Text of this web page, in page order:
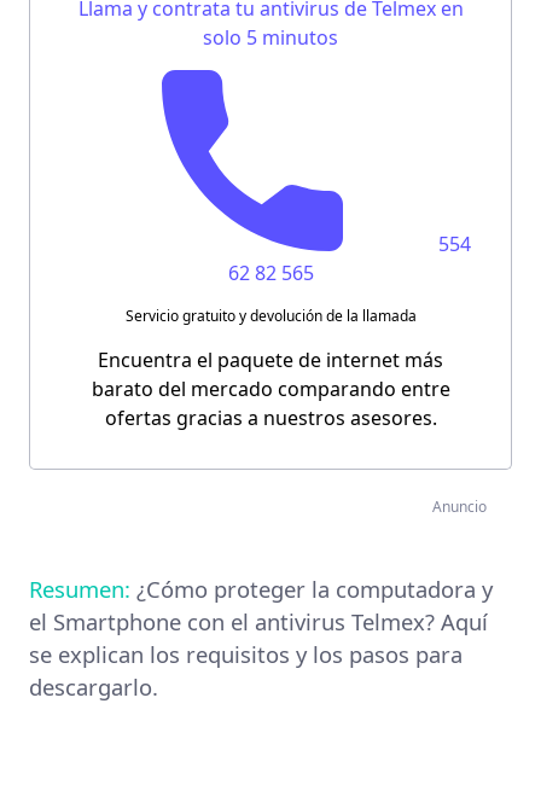
Llama y contrata tu antivirus de Telmex en
solo 5 minutos
554
62 82 565
Servicio gratuito y devolución de la llamada
Encuentra el paquete de internet más
barato del mercado comparando entre
ofertas gracias a nuestros asesores.
Anuncio
Resumen: ¿Cómo proteger la computadora y
el Smartphone con el antivirus Telmex? Aquí
se explican los requisitos y los pasos para
descargarlo.